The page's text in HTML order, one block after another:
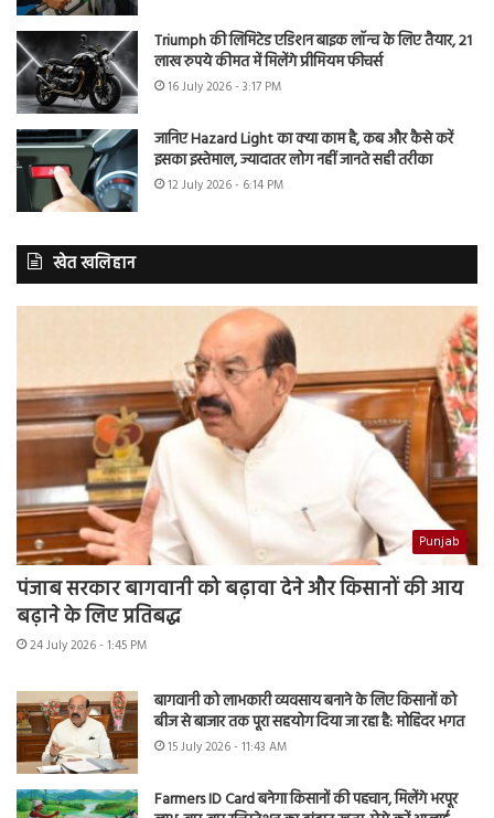
Triumph की लिमिटेड एडिशन बाइक लॉन्च के लिए तैयार, 21
लाख रुपये कीमत में मिलेंगे प्रीमियम फीचर्स
16 July 2026 - 3:17 PM
जानिए Hazard Light का क्या काम है, कब और कैसे करें
इसका इस्तेमाल, ज्यादातर लोग नहीं जानते सही तरीका
12 July 2026 - 6:14 PM
खेत खलिहान
Punjab
पंजाब सरकार बागवानी को बढ़ावा देने और किसानों की आय
बढ़ाने के लिए प्रतिबद्ध
24 July 2026 - 1:45 PM
बागवानी को लाभकारी व्यवसाय बनाने के लिए किसानों को
बीज से बाजार तक पूरा सहयोग दिया जा रहा है: मोहिंदर भगत
15 July 2026 - 11:43 AM
Farmers ID Card बनेगा किसानों की पहचान, मिलेंगे भरपूर